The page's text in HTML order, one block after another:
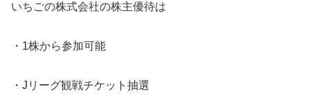
いちごの株式会社の株主優待は
・1株から参加可能
・Jリーグ観戦チケット抽選